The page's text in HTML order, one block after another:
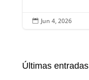
 Jun 4, 2026
Últimas entradas